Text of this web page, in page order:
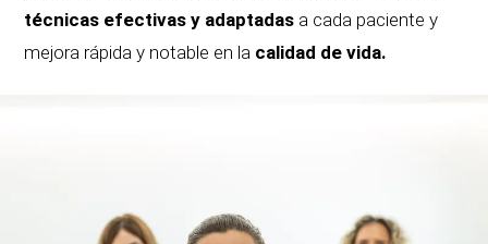
técnicas efectivas y adaptadas a cada paciente y
mejora rápida y notable en la calidad de vida.